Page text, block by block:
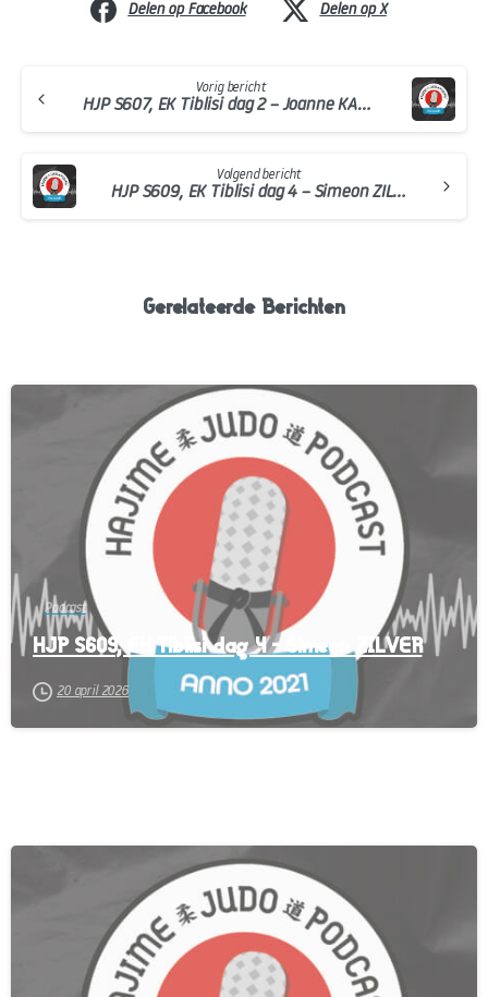
Delen op Facebook Delen op X
Reading
Vorig bericht
HJP S607, EK Tiblisi dag 2 – Joanne KAMPIOEN
Volgend bericht
HJP S609, EK Tiblisi dag 4 – Simeon ZILVER
Gerelateerde Berichten
Podcast
HJP S609, EK Tiblisi dag 4 – Simeon ZILVER
20 april 2026